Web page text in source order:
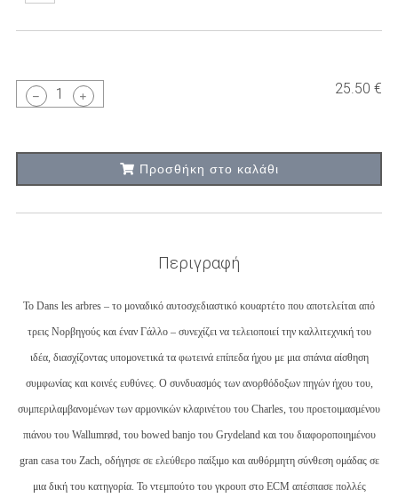
1 25.50 €
Προσθήκη στο καλάθι
Περιγραφή
Το Dans les arbres – το μοναδικό αυτοσχεδιαστικό κουαρτέτο που αποτελείται από
τρεις Νορβηγούς και έναν Γάλλο – συνεχίζει να τελειοποιεί την καλλιτεχνική του
ιδέα, διασχίζοντας υπομονετικά τα φωτεινά επίπεδα ήχου με μια σπάνια αίσθηση
συμφωνίας και κοινές ευθύνες. Ο συνδυασμός των ανορθόδοξων πηγών ήχου του,
συμπεριλαμβανομένων των αρμονικών κλαρινέτου του Charles, του προετοιμασμένου
πιάνου του Wallumrød, του bowed banjo του Grydeland και του διαφοροποιημένου
gran casa του Zach, οδήγησε σε ελεύθερο παίξιμο και αυθόρμητη σύνθεση ομάδας σε
μια δική του κατηγορία. Το ντεμπούτο του γκρουπ στο ECM απέσπασε πολλές